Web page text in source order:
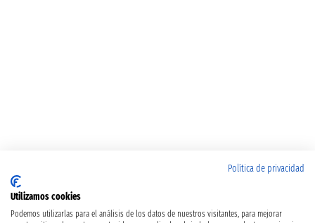
Política de privacidad
Utilizamos cookies
Podemos utilizarlas para el análisis de los datos de nuestros visitantes, para mejorar